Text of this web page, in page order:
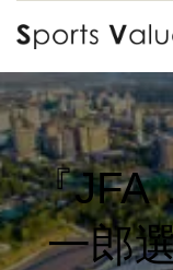
content
HOME
VALUE
MISSION
『JFA
一郎